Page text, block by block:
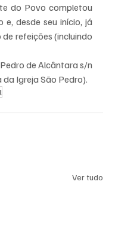
do Povo completou
e, desde seu início, já
refeições (incluindo
de Alcântara s/n
Igreja São Pedro).
Ver tudo